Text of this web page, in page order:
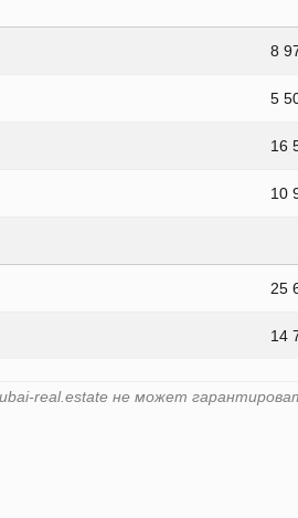
8
5
16
10
25
14
real.estate не может